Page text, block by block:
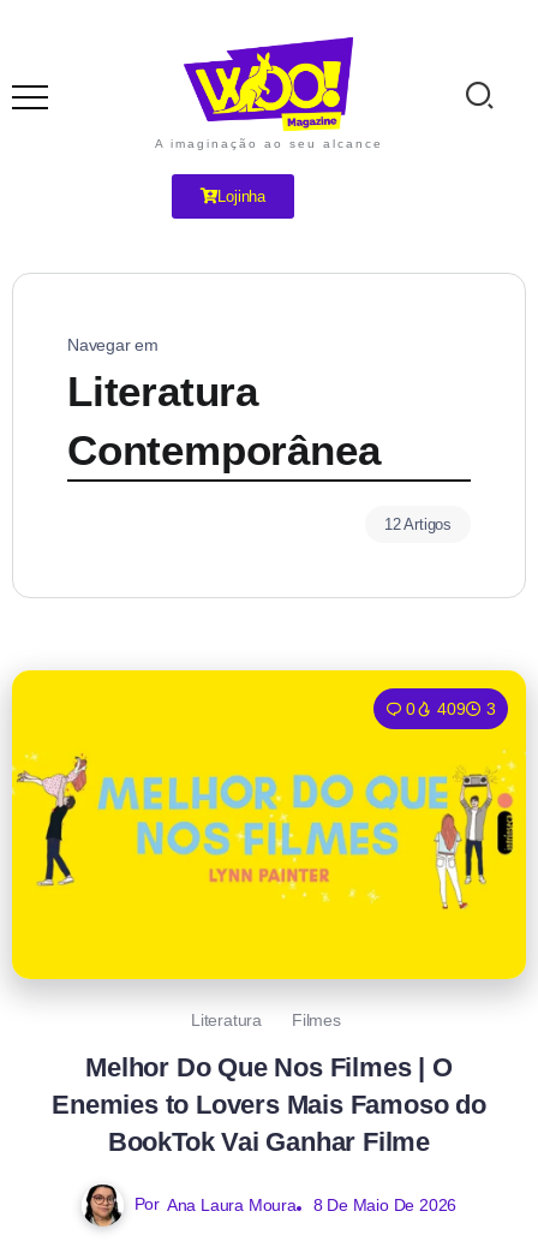
A imaginação ao seu alcance
Lojinha
Navegar em
Literatura
Contemporânea
12 Artigos
0 409 3
Literatura Filmes
Melhor Do Que Nos Filmes | O
Enemies to Lovers Mais Famoso do
BookTok Vai Ganhar Filme
Por Ana Laura Moura 8 De Maio De 2026